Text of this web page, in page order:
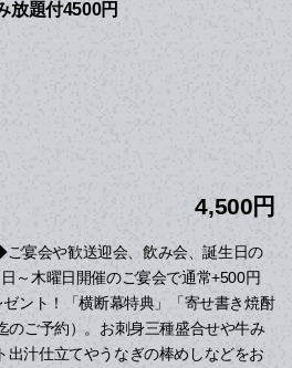
放題付4500円
4,500円
宴会や歓送迎会、飲み会、誕生日の
～木曜日開催のご宴会で通常+500円
ント！「横断幕特典」「寄せ書き焼酎
のご予約）。お刺身三種盛合せや牛み
出汁仕立てやうなぎの棒めしなどをお